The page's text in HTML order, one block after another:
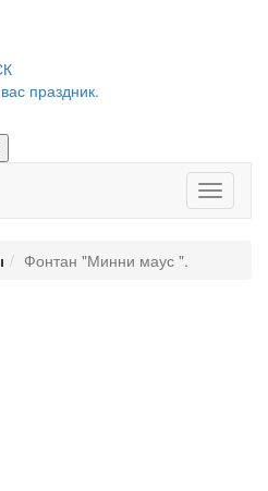
праздник.
Панель
Фонтан "Минни маус ".